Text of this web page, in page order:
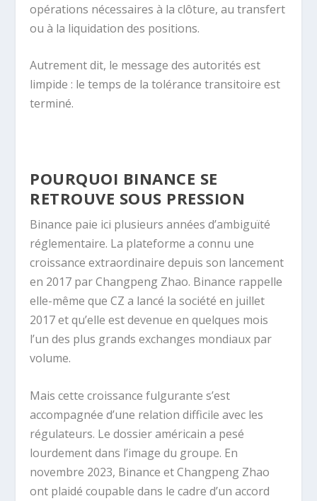
opérations nécessaires à la clôture, au transfert
ou à la liquidation des positions.
Autrement dit, le message des autorités est
limpide : le temps de la tolérance transitoire est
terminé.
POURQUOI BINANCE SE
RETROUVE SOUS PRESSION
Binance paie ici plusieurs années d’ambiguïté
réglementaire. La plateforme a connu une
croissance extraordinaire depuis son lancement
en 2017 par Changpeng Zhao. Binance rappelle
elle-même que CZ a lancé la société en juillet
2017 et qu’elle est devenue en quelques mois
l’un des plus grands exchanges mondiaux par
volume.
Mais cette croissance fulgurante s’est
accompagnée d’une relation difficile avec les
régulateurs. Le dossier américain a pesé
lourdement dans l’image du groupe. En
novembre 2023, Binance et Changpeng Zhao
ont plaidé coupable dans le cadre d’un accord